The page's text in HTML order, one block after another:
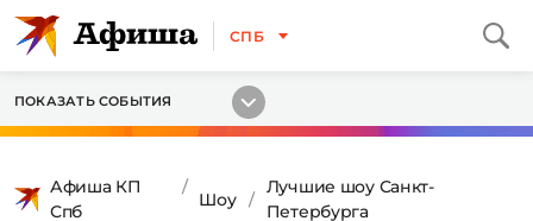
СПБ
ПОКАЗАТЬ СОБЫТИЯ
Афиша КП
Спб
Шоу
Лучшие шоу Санкт-
Петербурга